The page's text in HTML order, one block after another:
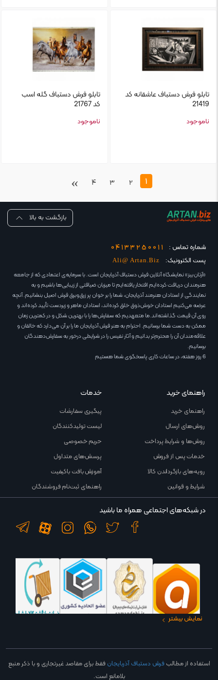
تابلو‌ فرش دستباف عاشقانه کد
21419
ناموجود
تابلو‌ فرش دستباف گله اسب
کد 21767
ناموجود
1
2
3
4
بازگشت به بالا
شماره تماس : 04133250011
پست الکترونیک: Ali@ Artan.Biz
«آرتان‌بیز» نمایشگاه آنلاین فرش دستباف آذربایجان است. با سرمایه‌ی اعتمادی که از جامعه
هنرمندان دریافت کرده‌ایم افتخار یافته‌ایم تا میزبان ضیافتی از زیبایی‌ها باشیم و به
نمایندگی از استادان هنرمند آذربایجان، شما را بر خوان پر زرق‌وبرق فرش اصیل بنشانیم. آنچه
عرضه می‌کنیم استادان خوش‌ذوق خلق کرده‌اند، استادان ماهر و زبردست تأیید کرده‌اند و
روی آن قیمت گذاشته‌اند.ما متعهدیم که سفارش‌ها را با بهترین شکل و در کمترین زمان
ممکن به دست شما برسانیم. احترام به هنر فرش آذربایجان ما را بر آن می‌دارد که خالقان و
علاقه‌مندان آن را محترم‌تر بدانیم و آثار نفیس را در شرایطی درخور به سفارش‌دهندگان
برسانیم.
6 روز هفته، در ساعات کاری پاسخگوی شما هستیم
راهنمای خرید
راهنمای خرید
روش‌های ارسال
روش‌ها و شرایط پرداخت
خدمات پس از فروش
رویه‌های بازگرداندن کالا
شرایط و قوانین
خدمات
پیگیری سفارشات
لیست تولیدکنندگان
حریم خصوصی
پرسش‌های متداول
آموزش بافت باکیفیت
راهنمای ثبت‌نام فروشندگان
در شبکه‌های اجتماعی همراه ما باشید
فرش چشم بردارد. آنان که دل در گروی تعالی هنر و فرهنگ آذربایجانی داشته باشند
نمایش بیشتر
استفاده از مطالبفرش دستباف آذربایجانفقط برای مقاصد غیرتجاری و با ذکر منبع
بلامانع است.